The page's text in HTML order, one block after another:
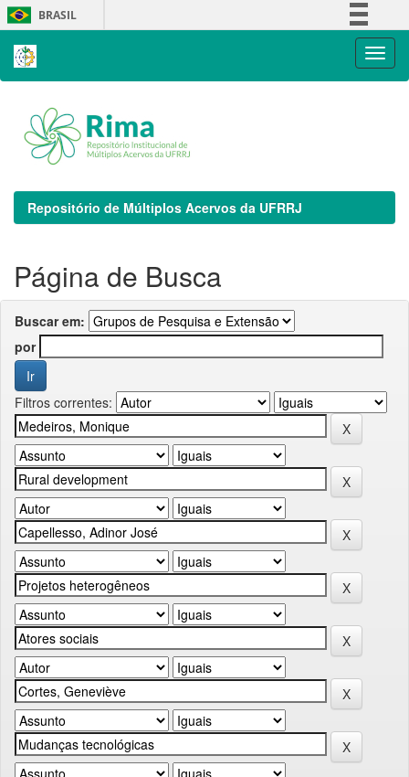
Skip
navigation
BRASIL
Repositório de Múltiplos Acervos da UFRRJ
Página de Busca
Buscar em:
por
Filtros correntes: